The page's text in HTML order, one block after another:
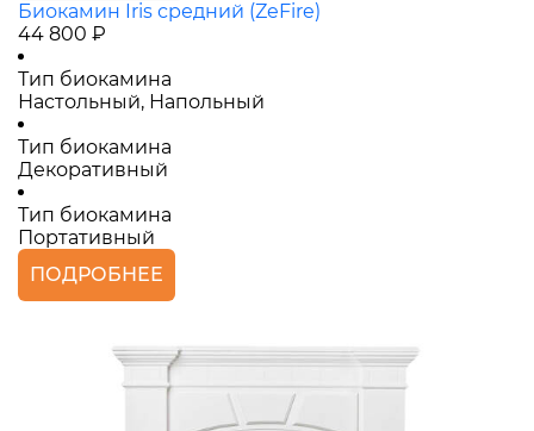
Биокамин Iris средний (ZeFire)
44 800 ₽
Тип биокамина
Настольный, Напольный
Тип биокамина
Декоративный
Тип биокамина
Портативный
ПОДРОБНЕЕ